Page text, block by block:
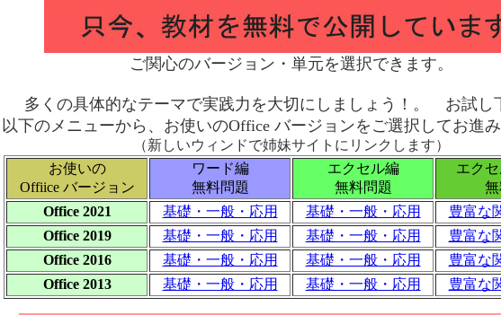
ご関心のバージョン・単元を選択できます。
多くの具体的なテーマで実践力を大切にしましょう！。 お試し
以下のメニューから、お使いのOffice バージョンをご選択してお進み
（新しいウィンドで姉妹サイトにリンクします）
お使いの
Offiice バージョン
ワード編
無料問題
エクセル編
無料問題
エク
無
Office 2021
基礎・一般・応用 基礎・一般・応用
豊富な
Office 2019
基礎・一般・応用 基礎・一般・応用
豊富な
Office 2016
基礎・一般・応用 基礎・一般・応用
豊富な
Office 2013
基礎・一般・応用 基礎・一般・応用 豊富な